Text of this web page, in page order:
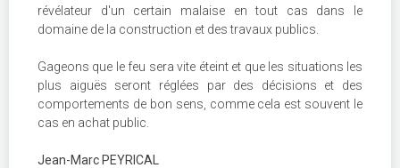
révélateur d'un certain malaise en tout cas dans le
domaine de la construction et des travaux publics.
Gageons que le feu sera vite éteint et que les situations les
plus aiguës seront réglées par des décisions et des
comportements de bon sens, comme cela est souvent le
cas en achat public.
Jean-Marc PEYRICAL